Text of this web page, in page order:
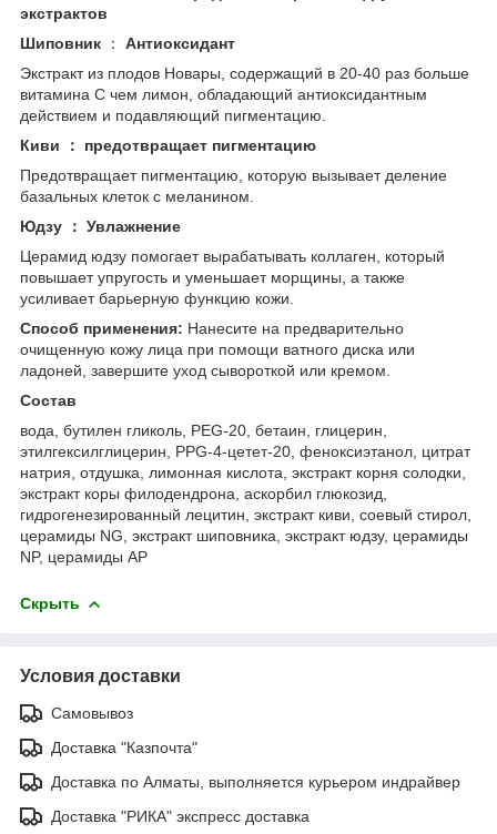
экстрактов
Шиповник
： Антиоксидант
Экстракт из плодов Новары, содержащий в 20-40 раз больше
витамина С чем лимон, обладающий антиоксидантным
действием и подавляющий пигментацию.
Киви
：
предотвращает пигментацию
Предотвращает пигментацию, которую вызывает деление
базальных клеток с меланином.
Юдзу
： Увлажнение
Церамид юдзу помогает вырабатывать коллаген, который
повышает упругость и уменьшает морщины, а также
усиливает барьерную функцию кожи.
Способ применения: Нанесите на предварительно
очищенную кожу лица при помощи ватного диска или
ладоней, завершите уход сывороткой или кремом.
Состав
вода, бутилен гликоль, PEG-20, бетаин, глицерин,
этилгексилглицерин, PPG-4-цетет-20, феноксиэтанол, цитрат
натрия, отдушка, лимонная кислота, экстракт корня солодки,
экстракт коры филодендрона, аскорбил глюкозид,
гидрогенезированный лецитин, экстракт киви, соевый стирол,
церамиды NG, экстракт шиповника, экстракт юдзу, церамиды
NP, церамиды AP
Скрыть
Условия доставки
Самовывоз
Доставка "Казпочта"
Доставка по Алматы, выполняется курьером индрайвер
Доставка "РИКА" экспресс доставка